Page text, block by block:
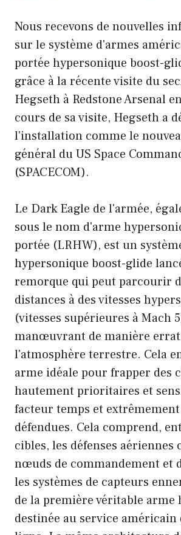
Nous recevons de nouvelles
sur le système d'armes
portée hypersonique boost-
grâce à la récente visite du
Hegseth à Redstone Arsenal
cours de sa visite, Hegseth a
l'installation comme le
général du US Space
(SPACECOM).
Le Dark Eagle de l'armée,
sous le nom d'arme
portée (LRHW), est un
hypersonique boost-glide
remorque qui peut parcourir
distances à des vitesses
(vitesses supérieures à Mach
manœuvrant de manière
l'atmosphère terrestre. Cela
arme idéale pour frapper des
hautement prioritaires et
facteur temps et
défendues. Cela comprend,
cibles, les défenses aériennes
nœuds de commandement et
les systèmes de capteurs
de la première véritable arme
destinée au service